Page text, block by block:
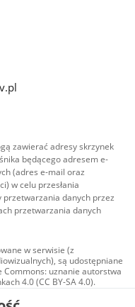
zawierać adresy skrzynek
będącego adresem e-
(adres e-mail oraz
w celu przesłania
przetwarzania danych przez
przetwarzania danych
w serwisie (z
są udostępniane
Commons: uznanie autorstwa
4.0 (CC BY-SA 4.0).
w tym zdjęcia, materiały
na licencji typu